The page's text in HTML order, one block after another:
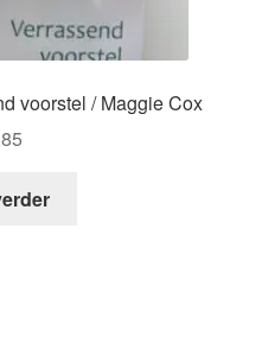
voorstel / Maggie Cox